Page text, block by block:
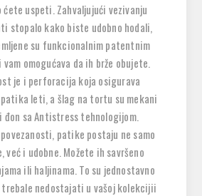
uspeti. Zahvaljujući vezivanju
stopalo kako biste udobno hodali,
su funkcionalnim patentnim
omogućava da ih brže obujete.
je i perforacija koja osigurava
leti, a šlag na tortu su mekani
đon sa Antistress tehnologijom.
patike postaju ne samo
već i udobne. Možete ih savršeno
ili haljinama. To su jednostavno
nedostajati u vašoj kolekcijii